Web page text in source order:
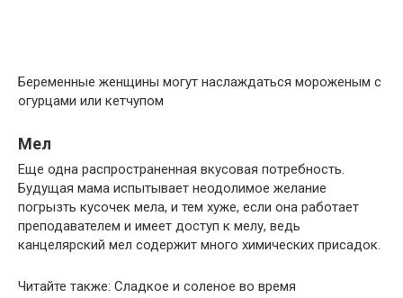
Беременные женщины могут наслаждаться мороженым с
огурцами или кетчупом
Мел
Еще одна распространенная вкусовая потребность.
Будущая мама испытывает неодолимое желание
погрызть кусочек мела, и тем хуже, если она работает
преподавателем и имеет доступ к мелу, ведь
канцелярский мел содержит много химических присадок.
Читайте также: Сладкое и соленое во время